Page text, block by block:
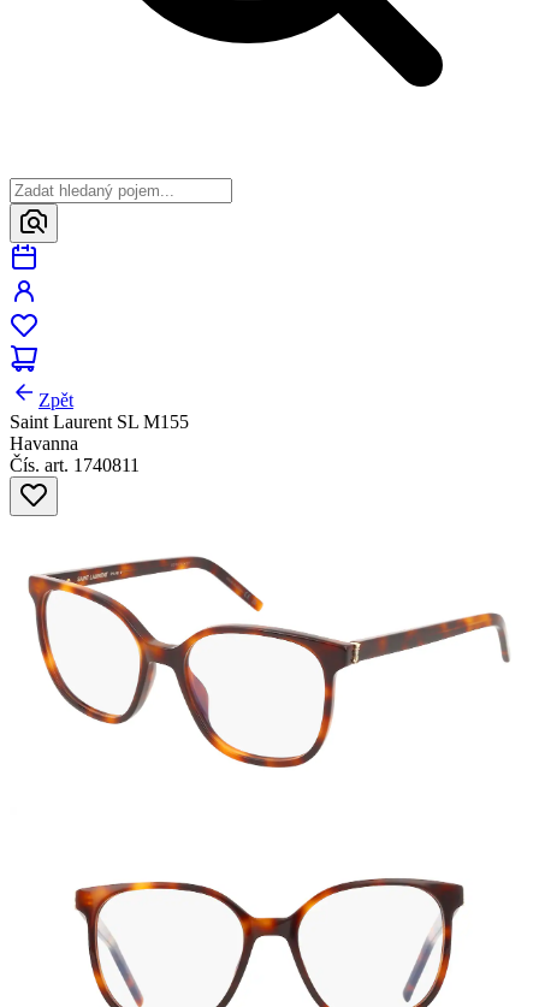
Zpět
Saint Laurent SL M155
Havanna
Čís. art. 1740811